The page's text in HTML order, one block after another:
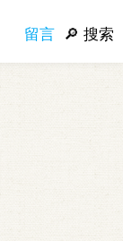
留言 搜索